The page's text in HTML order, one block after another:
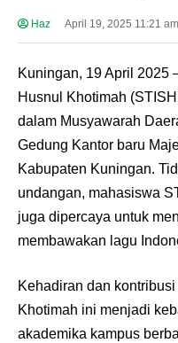
Haz April 19, 2025 11:21 am
Kuningan, 19 April 2025
Husnul Khotimah
dalam Musyawarah
Gedung Kantor baru
Kabupaten Kuningan.
undangan, mahasiswa
juga dipercaya untuk
membawakan lagu
Kehadiran dan
Khotimah ini menjadi
akademika kampus